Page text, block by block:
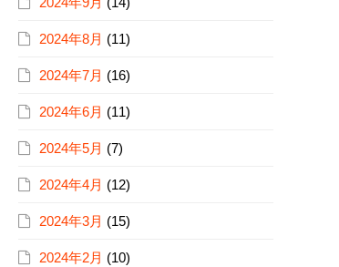
2024年8月 (11)
2024年7月 (16)
2024年6月 (11)
2024年5月 (7)
2024年4月 (12)
2024年3月 (15)
2024年2月 (10)